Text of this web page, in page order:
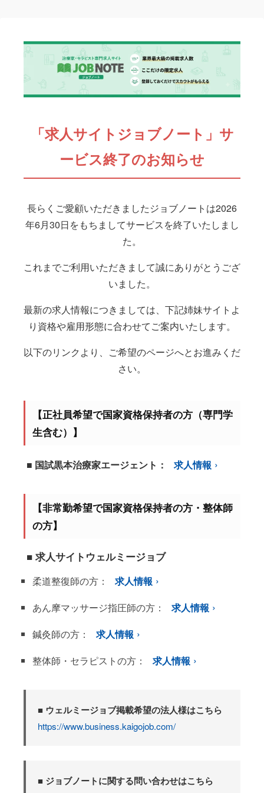
「求人サイトジョブノート」サ
ービス終了のお知らせ
長らくご愛顧いただきましたジョブノートは2026
年6月30日をもちましてサービスを終了いたしまし
た。
これまでご利用いただきまして誠にありがとうござ
いました。
最新の求人情報につきましては、下記姉妹サイトよ
り資格や雇用形態に合わせてご案内いたします。
以下のリンクより、ご希望のページへとお進みくだ
さい。
【正社員希望で国家資格保持者の方（専門学
生含む）】
■ 国試黒本治療家エージェント： 求人情報
【非常勤希望で国家資格保持者の方・整体師
の方】
■ 求人サイトウェルミージョブ
柔道整復師の方：
求人情報
あん摩マッサージ指圧師の方：
求人情報
鍼灸師の方：
求人情報
整体師・セラピストの方：
求人情報
■ ウェルミージョブ掲載希望の法人様はこちら
https://www.business.kaigojob.com/
■ ジョブノートに関する問い合わせはこちら